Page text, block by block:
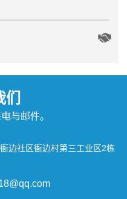
与邮件。
边社区衙边村第三工业区2栋